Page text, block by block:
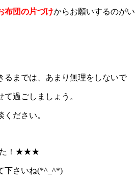
布団の片づけからお願いするのがい
るまでは、あまり無理をしないで
て過ごしましょう。
ださい。
た！★★★
下さいね(*^_^*)